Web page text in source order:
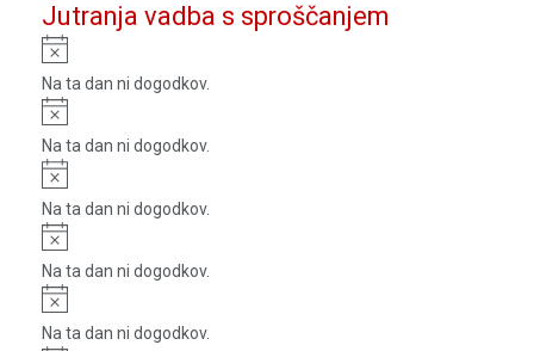
Jutranja vadba s sproščanjem
Notice
Na ta dan ni dogodkov.
Notice
Na ta dan ni dogodkov.
Notice
Na ta dan ni dogodkov.
Notice
Na ta dan ni dogodkov.
Notice
Na ta dan ni dogodkov.